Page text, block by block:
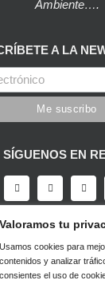
Ambiente….
A LA
SÍGUENOS EN
|Agenda|
|Empleo|